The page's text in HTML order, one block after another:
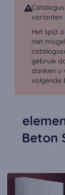
varianten
Het spijt
niet
gebruik
danken u
volgende
Beton